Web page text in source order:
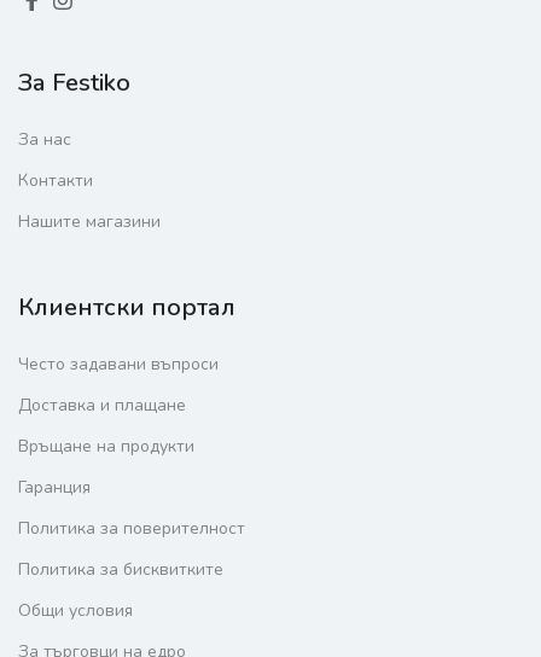
За Festiko
За нас
Контакти
Нашите магазини
Клиентски портал
Често задавани въпроси
Доставка и плащане
Връщане на продукти
Гаранция
Политика за поверителност
Политика за бисквитките
Общи условия
За търговци на едро